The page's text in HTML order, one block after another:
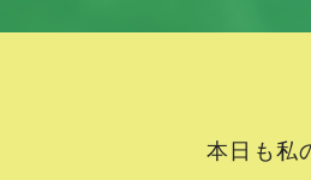
本日も私